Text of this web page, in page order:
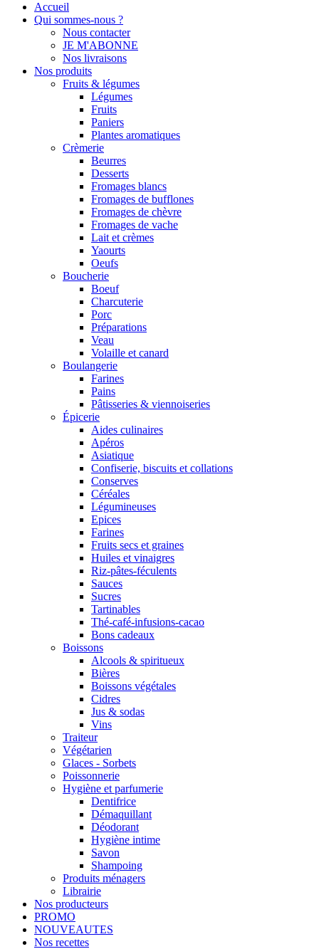
Accueil
Qui sommes-nous ?
Nous contacter
JE M'ABONNE
Nos livraisons
Nos produits
Fruits & légumes
Légumes
Fruits
Paniers
Plantes aromatiques
Crèmerie
Beurres
Desserts
Fromages blancs
Fromages de bufflones
Fromages de chèvre
Fromages de vache
Lait et crèmes
Yaourts
Oeufs
Boucherie
Boeuf
Charcuterie
Porc
Préparations
Veau
Volaille et canard
Boulangerie
Farines
Pains
Pâtisseries & viennoiseries
Épicerie
Aides culinaires
Apéros
Asiatique
Confiserie, biscuits et collations
Conserves
Céréales
Légumineuses
Epices
Farines
Fruits secs et graines
Huiles et vinaigres
Riz-pâtes-féculents
Sauces
Sucres
Tartinables
Thé-café-infusions-cacao
Bons cadeaux
Boissons
Alcools & spiritueux
Bières
Boissons végétales
Cidres
Jus & sodas
Vins
Traiteur
Végétarien
Glaces - Sorbets
Poissonnerie
Hygiène et parfumerie
Dentifrice
Démaquillant
Déodorant
Hygiène intime
Savon
Shampoing
Produits ménagers
Librairie
Nos producteurs
PROMO
NOUVEAUTES
Nos recettes